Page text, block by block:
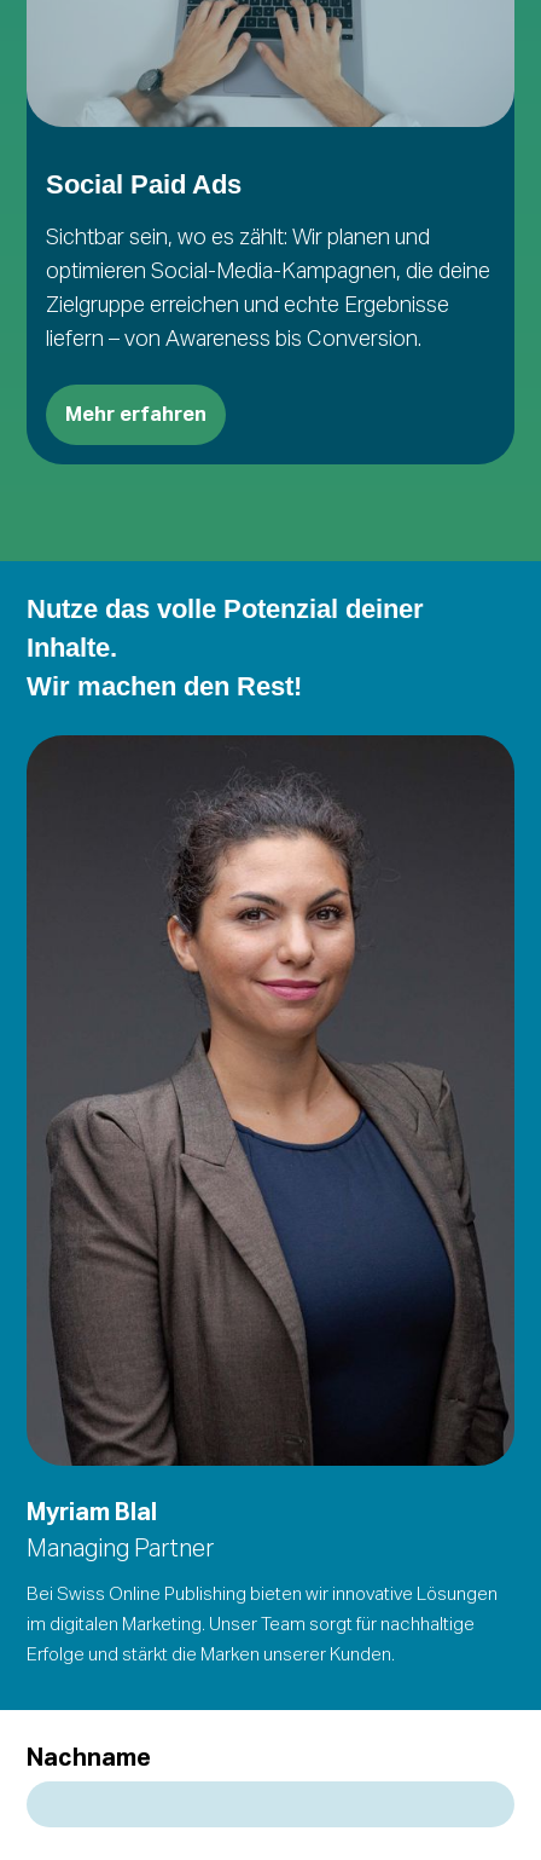
Social Paid Ads
Sichtbar sein, wo es zählt: Wir planen und
optimieren Social-Media-Kampagnen, die deine
Zielgruppe erreichen und echte Ergebnisse
liefern – von Awareness bis Conversion.
Mehr erfahren
Nutze das volle Potenzial deiner
Inhalte.
Wir machen den Rest!
Myriam Blal
Managing Partner
Bei Swiss Online Publishing bieten wir innovative Lösungen
im digitalen Marketing. Unser Team sorgt für nachhaltige
Erfolge und stärkt die Marken unserer Kunden.
Nachname